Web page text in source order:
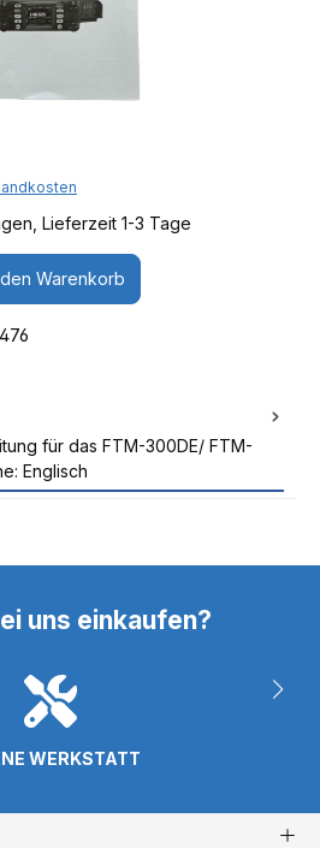
Lieferzeit 1-3 Tage
den Warenkorb
für das FTM-300DE/ FTM-
Englisch
uns einkaufen?
WERKSTATT